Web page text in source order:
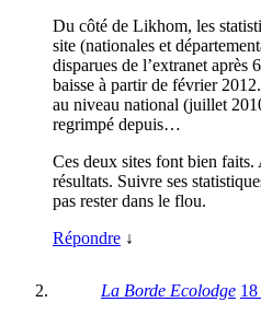
Du côté de Likhom, les
site (nationales et
disparues de l’extranet après
baisse à partir de février
au niveau national (juillet
regrimpé depuis…
Ces deux sites font bien
résultats. Suivre ses
pas rester dans le flou.
Répondre ↓
La Borde Ecolodge